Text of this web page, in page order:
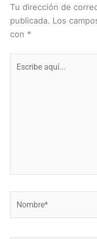
Tu dirección de
publicada. Los
con *